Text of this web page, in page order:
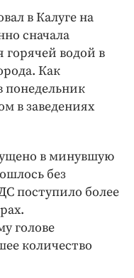
в Калуге на
сначала
горячей водой в
Как
понедельник
в заведениях
в минувшую
без
поступило более
голове
количество